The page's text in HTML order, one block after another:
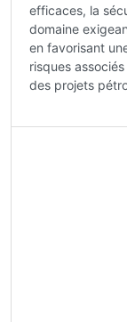
efficaces, la
domaine
en favorisant
risques
des projets